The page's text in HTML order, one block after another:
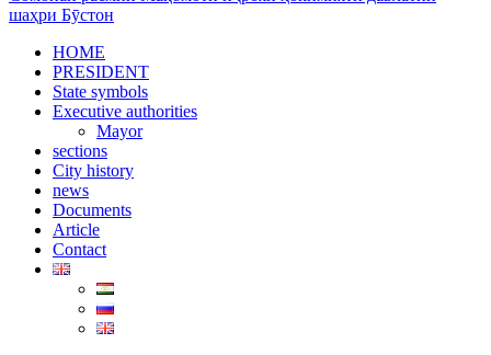
шаҳри Бӯстон
HOME
PRESIDENT
State symbols
Executive authorities
Mayor
sections
City ​​history
news
Documents
Article
Contact